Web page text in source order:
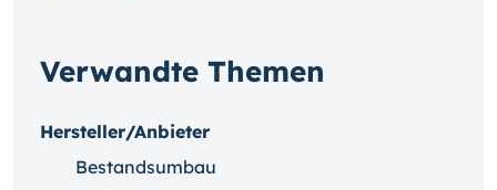
Verwandte Themen
Hersteller/Anbieter
Bestandsumbau